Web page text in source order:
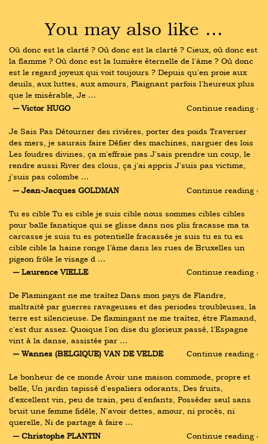
You may also like …
Où donc est la clarté ? Où donc est la clarté ? Cieux, où donc est
la flamme ? Où donc est la lumière éternelle de l'âme ? Où donc
est le regard joyeux qui voit toujours ? Depuis qu'en proie aux
deuils, aux luttes, aux amours, Plaignant parfois l'heureux plus
que le misérable, Je …
― Victor HUGO
Continue reading ›
Je Sais Pas Détourner des rivières, porter des poids Traverser
des mers, je saurais faire Défier des machines, narguer des lois
Les foudres divines, ça m'effraie pas J'sais prendre un coup, le
rendre aussi River des clous, ça j'ai appris J'suis pas victime,
j'suis pas colombe …
― Jean-Jacques GOLDMAN
Continue reading ›
Tu es cible Tu es cible je suis cible nous sommes cibles cibles
pour balle fanatique qui se glisse dans nos plis fracasse ma ta
carcasse je suis tu es potentielle fracassée je suis tu es tu es
cible cible la haine ronge l’âme dans les rues de Bruxelles un
pigeon frôle le visage d …
― Laurence VIELLE
Continue reading ›
De Flamingant ne me traîtez Dans mon pays de Flandre,
maltraité par guerres ravageuses et des periodes troubleuses, la
terre est silencieuse. De flamingant ne me traîtez, être Flamand,
c'est dur assez. Quoique l'on dise du glorieux passé, l'Espagne
vint à la danse, assistée par …
― Wannes (BELGIQUE) VAN DE VELDE
Continue reading ›
Le bonheur de ce monde Avoir une maison commode, propre et
belle, Un jardin tapissé d'espaliers odorants, Des fruits,
d'excellent vin, peu de train, peu d'enfants, Posséder seul sans
bruit une femme fidèle, N'avoir dettes, amour, ni procès, ni
querelle, Ni de partage à faire …
― Christophe PLANTIN
Continue reading ›